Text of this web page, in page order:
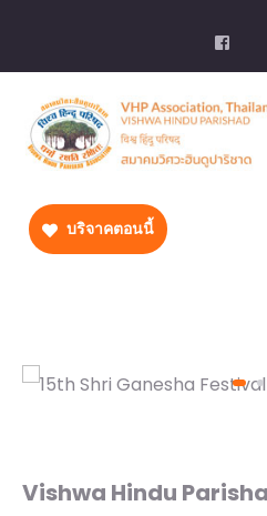
บริจาคตอนนี้
Vishwa Hindu